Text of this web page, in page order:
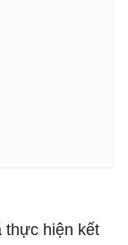
thực hiện kết